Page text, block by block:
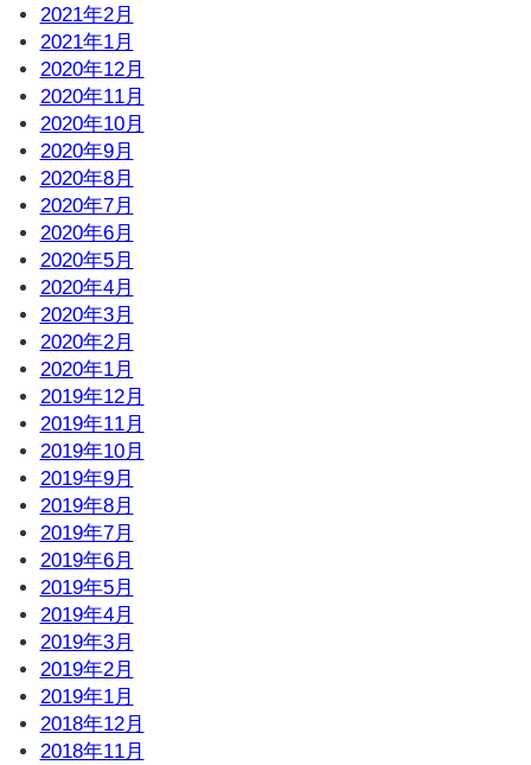
2021年2月
2021年1月
2020年12月
2020年11月
2020年10月
2020年9月
2020年8月
2020年7月
2020年6月
2020年5月
2020年4月
2020年3月
2020年2月
2020年1月
2019年12月
2019年11月
2019年10月
2019年9月
2019年8月
2019年7月
2019年6月
2019年5月
2019年4月
2019年3月
2019年2月
2019年1月
2018年12月
2018年11月